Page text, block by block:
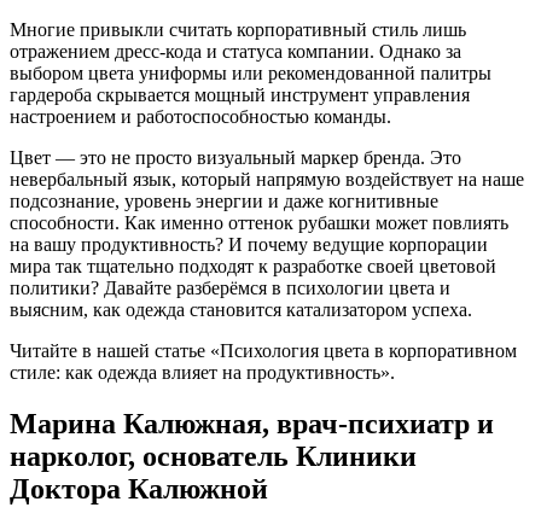
Многие привыкли считать корпоративный стиль лишь
отражением дресс-кода и статуса компании. Однако за
выбором цвета униформы или рекомендованной палитры
гардероба скрывается мощный инструмент управления
настроением и работоспособностью команды.
Цвет — это не просто визуальный маркер бренда. Это
невербальный язык, который напрямую воздействует на наше
подсознание, уровень энергии и даже когнитивные
способности. Как именно оттенок рубашки может повлиять
на вашу продуктивность? И почему ведущие корпорации
мира так тщательно подходят к разработке своей цветовой
политики? Давайте разберёмся в психологии цвета и
выясним, как одежда становится катализатором успеха.
Читайте в нашей статье «Психология цвета в корпоративном
стиле: как одежда влияет на продуктивность».
Марина Калюжная, врач-психиатр и
нарколог, основатель Клиники
Доктора Калюжной